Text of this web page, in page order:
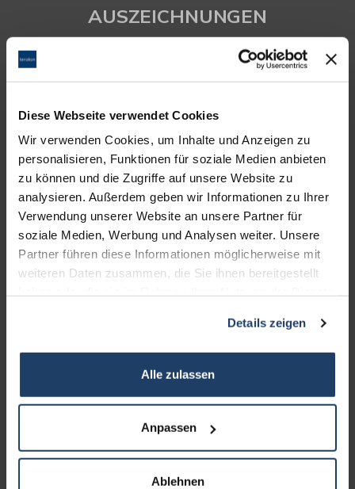
Diese Webseite verwendet Cookies
Wir verwenden Cookies, um Inhalte und Anzeigen zu
personalisieren, Funktionen für soziale Medien anbieten
zu können und die Zugriffe auf unsere Website zu
analysieren. Außerdem geben wir Informationen zu Ihrer
Verwendung unserer Website an unsere Partner für
soziale Medien, Werbung und Analysen weiter. Unsere
Partner führen diese Informationen möglicherweise mit
weiteren Daten zusammen, die Sie ihnen bereitgestellt
Details zeigen
Alle zulassen
Anpassen
Ablehnen
AUSZEICHNUNGEN
KONTAKT
Sa. + So. nach Vereinbarung
Telefon: 06151-734 75 950